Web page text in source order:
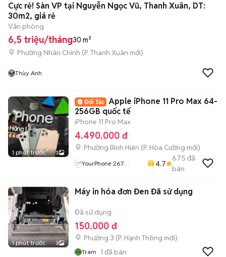
Cực rẻ! Sàn VP tại Nguyễn Ngọc Vũ, Thanh Xuân, DT:
30m2, giá rẻ
Văn phòng
6,5 triệu/tháng30 m²
Phường Nhân Chính (P. Thanh Xuân mới)
Thùy Anh
1 phút trước 3
Apple iPhone 11 Pro Max 64-
256GB quốc tế
iPhone 11 Pro Max
4.490.000 đ
Phường Bình Hiên (P. Hòa Cường mới)
YourPhone 267
4.7
675 đã
bán
1 phút trước 3
Máy in hóa đơn Đen Đã sử dụng
Đã sử dụng
150.000 đ
Phường 3 (P. Hạnh Thông mới)
Tram 1 đã bán